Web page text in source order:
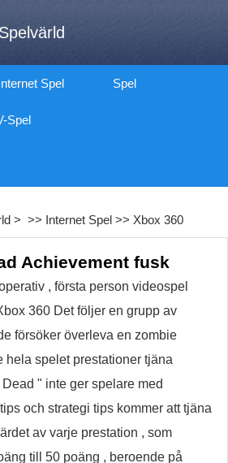
Spel Spel
Spel
> >> Internet Spel >> Xbox 360
Achievement fusk
, första person videospel
360 Det följer en grupp av
försöker överleva en zombie
hela spelet prestationer tjäna
" inte ger spelare med
och strategi tips kommer att tjäna
av varje prestation , som
till 50 poäng , beroende på